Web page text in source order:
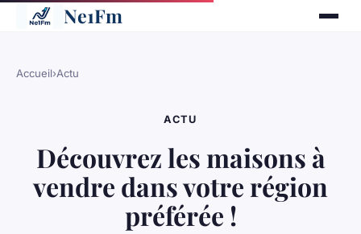
Ne1Fm
Accueil›Actu
ACTU
Découvrez les maisons à
vendre dans votre région
préférée !